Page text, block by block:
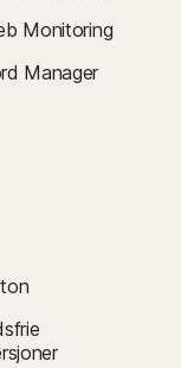
Monitoring
Manager